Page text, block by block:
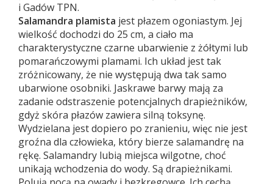
i Gadów TPN.
Salamandra plamista jest płazem ogoniastym. Jej
wielkość dochodzi do 25 cm, a ciało ma
charakterystyczne czarne ubarwienie z żółtymi lub
pomarańczowymi plamami. Ich układ jest tak
zróżnicowany, że nie występują dwa tak samo
ubarwione osobniki. Jaskrawe barwy mają za
zadanie odstraszenie potencjalnych drapieżników,
gdyż skóra płazów zawiera silną toksynę.
Wydzielana jest dopiero po zranieniu, więc nie jest
groźna dla człowieka, który bierze salamandrę na
rękę. Salamandry lubią miejsca wilgotne, choć
unikają wchodzenia do wody. Są drapieżnikami.